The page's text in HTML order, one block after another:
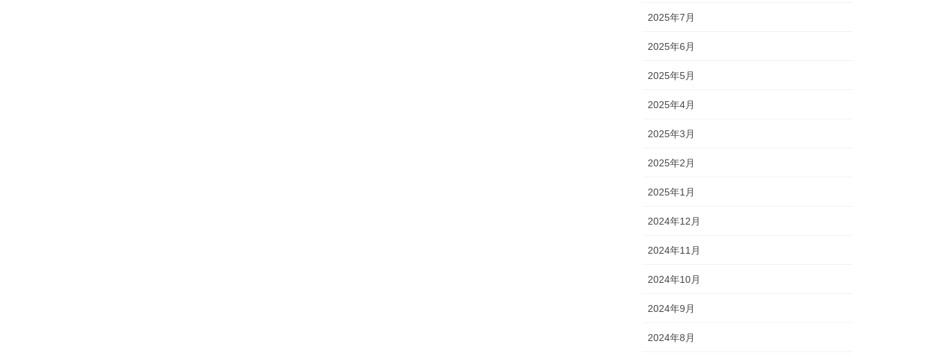
2025年7月
2025年6月
2025年5月
2025年4月
2025年3月
2025年2月
2025年1月
2024年12月
2024年11月
2024年10月
2024年9月
2024年8月